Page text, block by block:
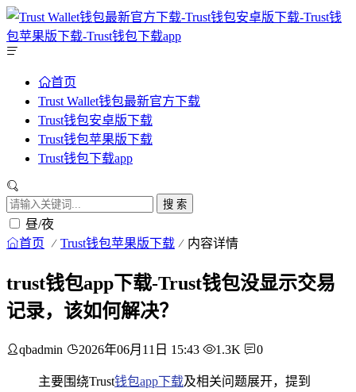
首页
Trust Wallet钱包最新官方下载
Trust钱包安卓版下载
Trust钱包苹果版下载
Trust钱包下载app
搜 索
昼/夜
首页 Trust钱包苹果版下载 内容详情
trust钱包app下载-Trust钱包没显示交易
记录，该如何解决？
qbadmin 2026年06月11日 15:43 1.3K 0
主要围绕Trust钱包app下载及相关问题展开，提到